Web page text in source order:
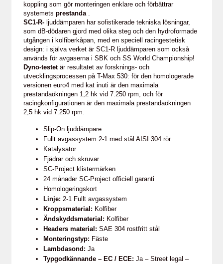
koppling som gör monteringen enklare och förbättrar
systemets prestanda.
SC1-R-ljuddämparen har sofistikerade tekniska lösningar,
som dB-dödaren gjord med olika steg och den hydroformade
utgången i kolfiberkåpan, med en speciell racingestetisk
design: i själva verket är SC1-R ljuddämparen som också
används för avgaserna i SBK och SS World Championship!
Dyno-testetär resultatet av forsknings- och
utvecklingsprocessen på T-Max 530: för den homologerade
versionen euro4 med kat inuti är den maximala
prestandaökningen 1,2 hk vid 7.250 rpm, och för
racingkonfigurationen är den maximala prestandaökningen
2,5 hk vid 7.250 rpm.
Slip-On ljuddämpare
Fullt avgassystem 2-1 med stål AISI 304 rör
Katalysator
Fjädrar och skruvar
SC-Project klistermärken
24 månader SC-Project officiell garanti
Homologeringskort
Linje: 2-1 Fullt avgassystem
Kroppsmaterial: Kolfiber
Ändskyddsmaterial: Kolfiber
Headers material: SAE 304 rostfritt stål
Monteringstyp: Fäste
Lambdasond: Ja
Typgodkännande – EC / ECE: Ja – Street legal –